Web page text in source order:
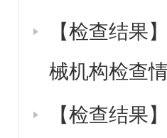
【检查结果
械机构检查
【检查结果